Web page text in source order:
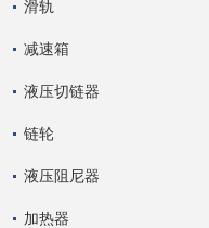
滑轨
减速箱
液压切链器
链轮
液压阻尼器
加热器